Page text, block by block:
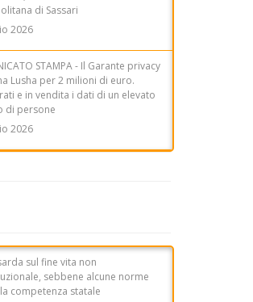
2026
sul fine vita non
sebbene alcune norme
competenza statale